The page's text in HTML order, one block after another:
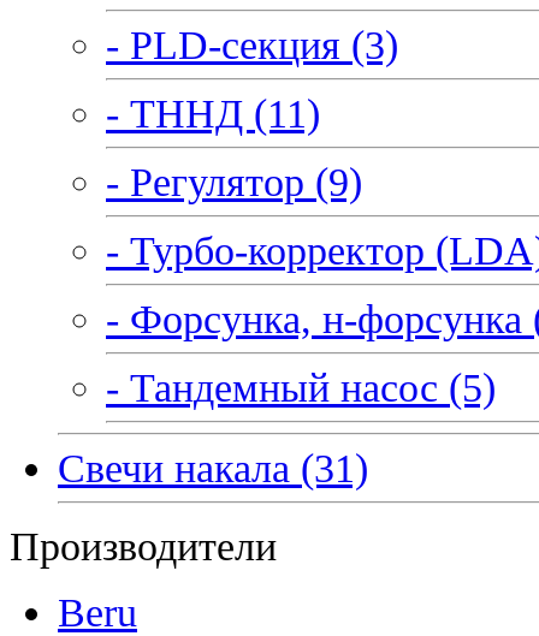
- PLD-секция (3)
- ТННД (11)
- Регулятор (9)
- Турбо-корректор
- Форсунка, н-форсунка
- Тандемный насос (5)
Свечи накала (31)
Производители
Beru